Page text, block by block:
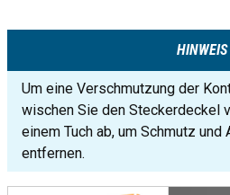
HINWEIS
Um eine Verschmutzung der
wischen Sie den Steckerdeckel
einem Tuch ab, um Schmutz und
entfernen.